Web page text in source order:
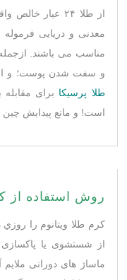
از طلا ۲۴ عیار
معدنی و دريایی
مناسب می باشند.
و سفت شدن پوست؛ و از
طلا پرسیکا برای
است! و مانع پیدایش
روش استفاده از
کرم طلا ویتانوم را
از شستشوی یا
ماساژ های دورانی